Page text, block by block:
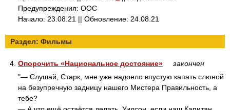
Предупреждения: ООС
Начало: 23.08.21 || Обновление: 24.08.21
Раздел: Фильмы
4. Опорочить «Национальное достояние»
закончен
"— Слушай, Старк, мне уже надоело впустую капать слюной
на безупречную задницу нашего Мистера Правильность, а
тебе?